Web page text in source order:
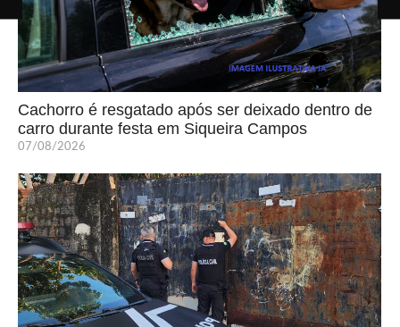
Cachorro é resgatado após ser deixado dentro de
carro durante festa em Siqueira Campos
07/08/2026